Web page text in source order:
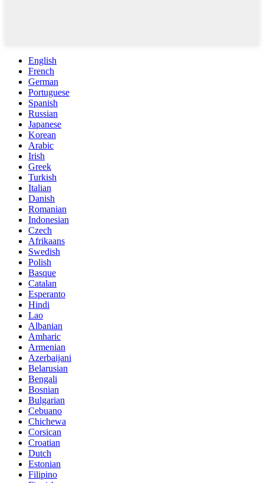
English
French
German
Portuguese
Spanish
Russian
Japanese
Korean
Arabic
Irish
Greek
Turkish
Italian
Danish
Romanian
Indonesian
Czech
Afrikaans
Swedish
Polish
Basque
Catalan
Esperanto
Hindi
Lao
Albanian
Amharic
Armenian
Azerbaijani
Belarusian
Bengali
Bosnian
Bulgarian
Cebuano
Chichewa
Corsican
Croatian
Dutch
Estonian
Filipino